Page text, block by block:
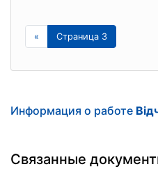
« Страница 3
Информация о работе
Связанные